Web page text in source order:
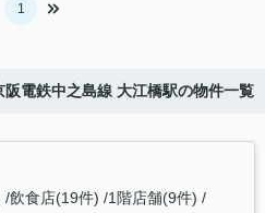
1
阪電鉄中之島線 大江橋駅の物件一覧
飲食店(19件) 1階店舗(9件)